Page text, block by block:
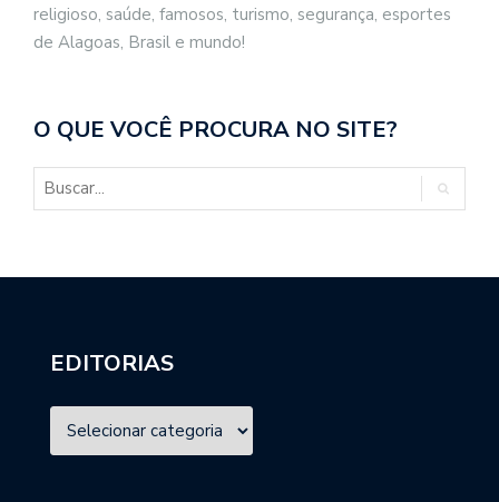
religioso, saúde, famosos, turismo, segurança, esportes
de Alagoas, Brasil e mundo!
O QUE VOCÊ PROCURA NO SITE?
EDITORIAS